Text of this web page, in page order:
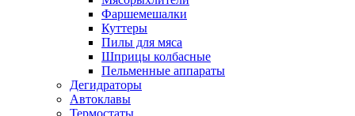
Фаршемешалки
Куттеры
Пилы для мяса
Шприцы колбасные
Пельменные аппараты
Дегидраторы
Автоклавы
Термостаты